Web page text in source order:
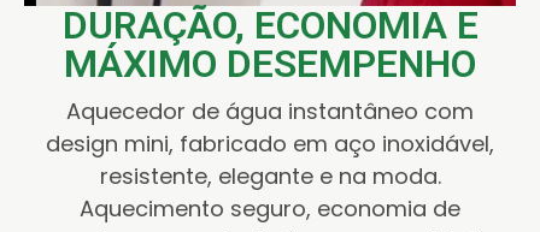
DURAÇÃO, ECONOMIA E
MÁXIMO DESEMPENHO
Aquecedor de água instantâneo com
design mini, fabricado em aço inoxidável,
resistente, elegante e na moda.
Aquecimento seguro, economia de